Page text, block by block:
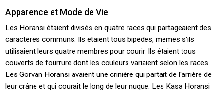
Apparence et Mode de Vie
Les Horansi étaient divisés en quatre races qui partageaient des
caractères communs. Ils étaient tous bipèdes, mêmes s'ils
utilisaient leurs quatre membres pour courir. Ils étaient tous
couverts de fourrure dont les couleurs variaient selon les races.
Les Gorvan Horansi avaient une crinière qui partait de l'arrière de
leur crâne et qui courait le long de leur nuque. Les Kasa Horansi